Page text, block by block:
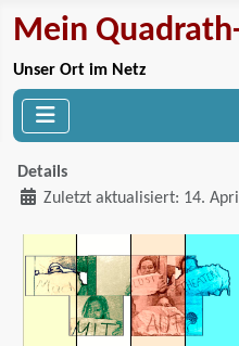
Mein
Unser Ort im Netz
Details
Zuletzt aktualisiert: 14.